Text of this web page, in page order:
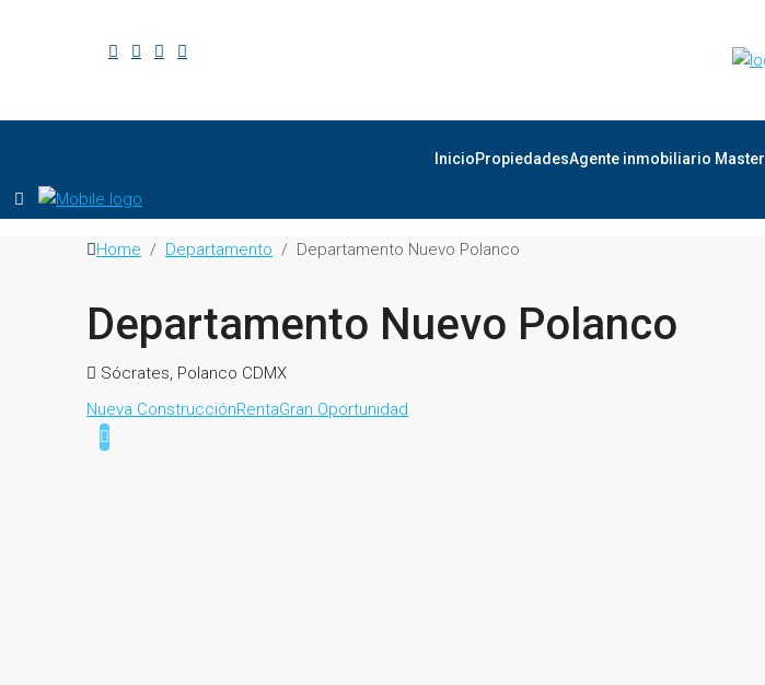
InicioPropiedadesAgente inmobiliario Master
Home Departamento Departamento Nuevo Polanco
Departamento Nuevo Polanco
Sócrates, Polanco CDMX
Nueva ConstrucciónRentaGran Oportunidad